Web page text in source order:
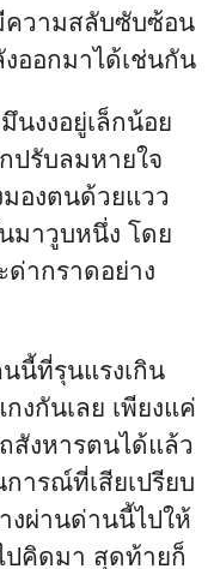
วามสลับซับซ้อน
ออกมาได้เช่นกัน
นงงอยู่เล็กน้อย
ปรับลมหายใจ
องตนด้วยแวว
มาวูบหนึ่ง โดย
ด่ากราดอย่าง
นี้ที่รุนแรงเกิน
งกันเลย เพียงแค่
สังหารตนได้แล้ว
ารณ์ที่เสียเปรียบ
งผ่านด่านนี้ไปให้
ปคิดมา สุดท้ายก็